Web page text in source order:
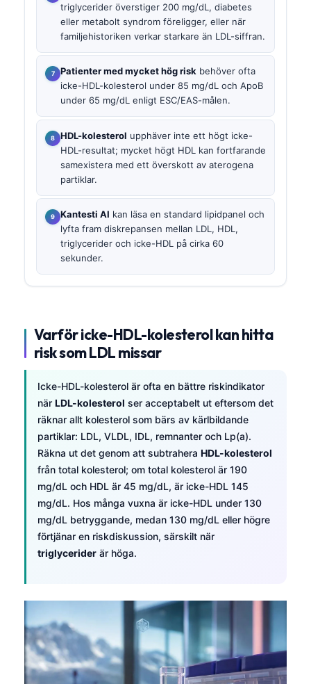
triglycerider överstiger 200 mg/dL, diabetes
eller metabolt syndrom föreligger, eller när
familjehistoriken verkar starkare än LDL-siffran.
Patienter med mycket hög risk behöver ofta
icke-HDL-kolesterol under 85 mg/dL och ApoB
under 65 mg/dL enligt ESC/EAS-målen.
HDL-kolesterol upphäver inte ett högt icke-
HDL-resultat; mycket högt HDL kan fortfarande
samexistera med ett överskott av aterogena
partiklar.
Kantesti AI kan läsa en standard lipidpanel och
lyfta fram diskrepansen mellan LDL, HDL,
triglycerider och icke-HDL på cirka 60
sekunder.
Varför icke-HDL-kolesterol kan hitta
risk som LDL missar
Icke-HDL-kolesterol är ofta en bättre riskindikator
när LDL-kolesterol ser acceptabelt ut eftersom det
räknar allt kolesterol som bärs av kärlbildande
partiklar: LDL, VLDL, IDL, remnanter och Lp(a).
Räkna ut det genom att subtrahera HDL-kolesterol
från total kolesterol; om total kolesterol är 190
mg/dL och HDL är 45 mg/dL, är icke-HDL 145
mg/dL. Hos många vuxna är icke-HDL under 130
mg/dL betryggande, medan 130 mg/dL eller högre
förtjänar en riskdiskussion, särskilt när
triglycerider är höga.